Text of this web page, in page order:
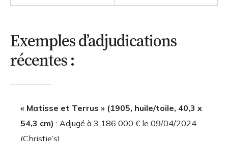
Exemples d’adjudications
récentes :
« Matisse et Terrus » (1905, huile/toile, 40,3 x
54,3 cm) : Adjugé à 3 186 000 € le 09/04/2024
(Christie’s).